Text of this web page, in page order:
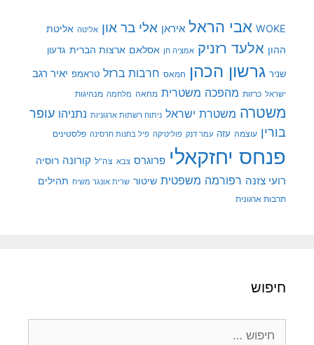
WOKE אבי הראל איראן אלי בר און אליטה אליטת
ההון אלעד רזניק אמציה חן אסלאם ארצות הברית גדעון
שניר גרשון הכהן חמאס חרבות ברזל טראמפ יאיר רגב
ישראל כרזות מהפכה משטרית מחאה מלחמה מנהיגות
משטרה משטרת ישראל ניתוח רשתות ארגוניות נתניהו עופר
בורין עוצמה עזה עמר דנק פוליטיקה פיל בחנות חרסינה פלסטינים
פנחס יחזקאלי פרוגרס צבא צה"ל קורונה רוסיה
רועי צזנה רפורמה משפטית שיטור שרית אונגר משיח תהילים
תרבות ארגונית
חיפוש